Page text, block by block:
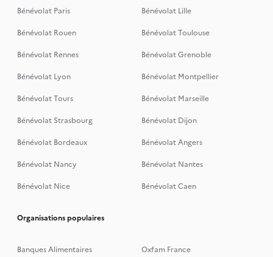
Bénévolat Paris
Bénévolat Lille
Bénévolat Rouen
Bénévolat Toulouse
Bénévolat Rennes
Bénévolat Grenoble
Bénévolat Lyon
Bénévolat Montpellier
Bénévolat Tours
Bénévolat Marseille
Bénévolat Strasbourg
Bénévolat Dijon
Bénévolat Bordeaux
Bénévolat Angers
Bénévolat Nancy
Bénévolat Nantes
Bénévolat Nice
Bénévolat Caen
Organisations populaires
Banques Alimentaires
Oxfam France